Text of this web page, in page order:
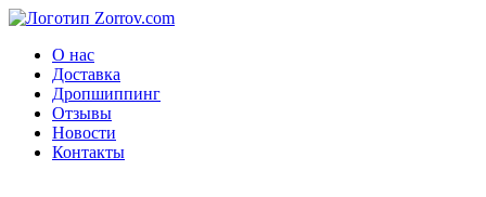
О нас
Доставка
Дропшиппинг
Отзывы
Новости
Контакты